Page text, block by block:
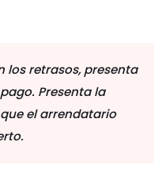
los retrasos, presenta
Presenta la
el arrendatario